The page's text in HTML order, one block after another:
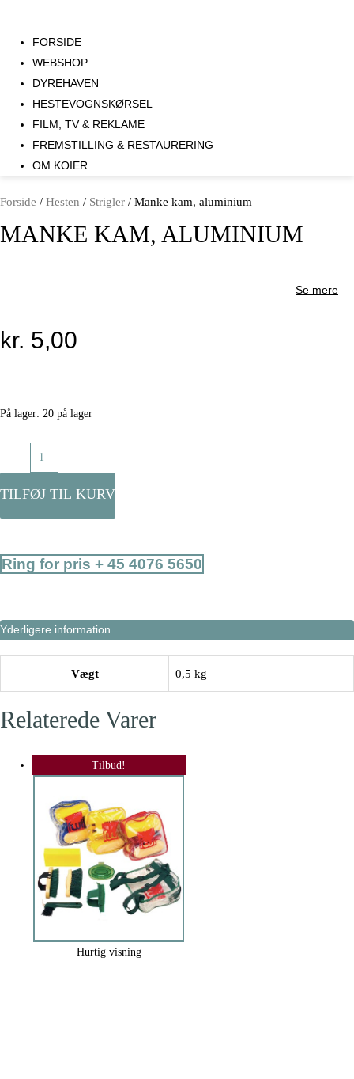
FORSIDE
WEBSHOP
DYREHAVEN
HESTEVOGNSKØRSEL
FILM, TV & REKLAME
FREMSTILLING & RESTAURERING​
OM KOIER
Forside / Hesten / Strigler / Manke kam, aluminium
MANKE KAM, ALUMINIUM
Se mere
kr. 5,00
På lager: 20 på lager
kam,
aluminium
TILFØJ TIL KURV
Ring for pris + 45 4076 5650
Yderligere information
Vægt 0,5 kg
Relaterede Varer
Tilbud!
Hurtig visning